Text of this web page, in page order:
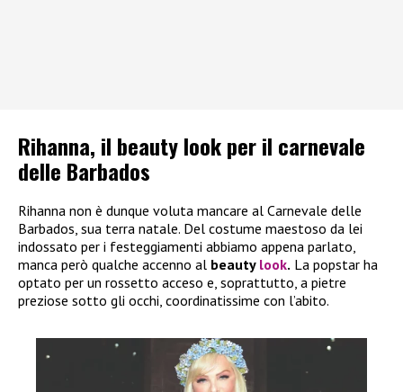
Rihanna, il beauty look per il carnevale
delle Barbados
Rihanna non è dunque voluta mancare al Carnevale delle
Barbados, sua terra natale. Del costume maestoso da lei
indossato per i festeggiamenti abbiamo appena parlato,
manca però qualche accenno al beauty look. La popstar ha
optato per un rossetto acceso e, soprattutto, a pietre
preziose sotto gli occhi, coordinatissime con l’abito.